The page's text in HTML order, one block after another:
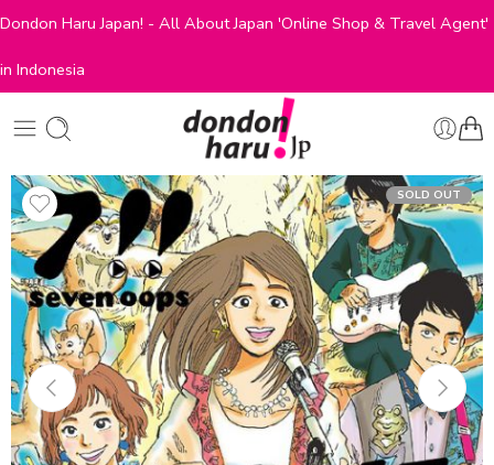
Dondon Haru Japan! - All About Japan 'Online Shop & Travel Agent'
in Indonesia
SOLD OUT